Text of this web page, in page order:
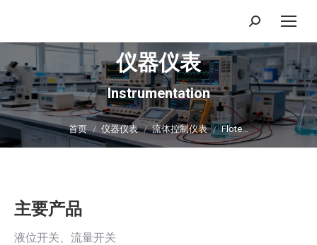
搜
索：
仪器仪表
Instrumentation
你在这里：
首页 仪器仪表 流体控制仪表 Flote…
主要产品
液位开关、流量开关